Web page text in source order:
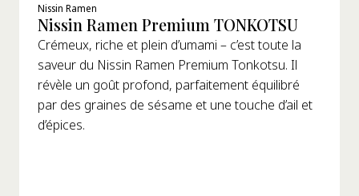
Nissin Ramen
Nissin Ramen Premium TONKOTSU
Crémeux, riche et plein d’umami – c’est toute la
saveur du Nissin Ramen Premium Tonkotsu. Il
révèle un goût profond, parfaitement équilibré
par des graines de sésame et une touche d’ail et
d’épices.